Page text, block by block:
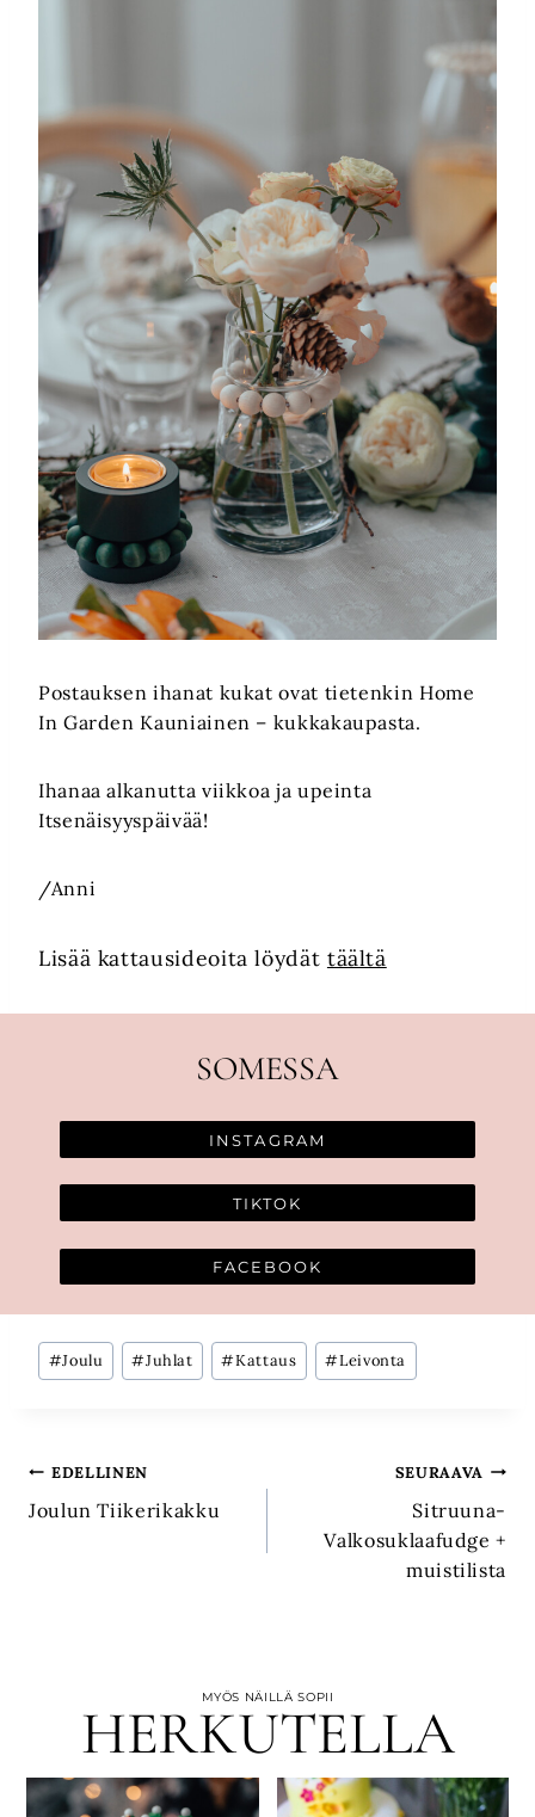
Postauksen ihanat kukat ovat tietenkin Home
In Garden Kauniainen – kukkakaupasta.
Ihanaa alkanutta viikkoa ja upeinta
Itsenäisyyspäivää!
/Anni
Lisää kattausideoita löydät täältä
SOMESSA
INSTAGRAM
TIKTOK
FACEBOOK
Avainsanat:
#Joulu #Juhlat #Kattaus #Leivonta
Artikkelien
selaus
EDELLINEN
Joulun Tiikerikakku
SEURAAVA
Sitruuna-
Valkosuklaafudge +
muistilista
MYÖS NÄILLÄ SOPII
HERKUTELLA